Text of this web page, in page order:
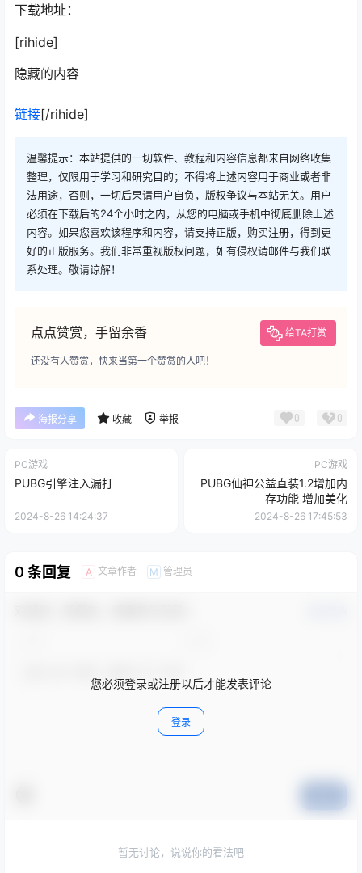
下载地址：
[rihide]
隐藏的内容
链接[/rihide]
温馨提示：本站提供的一切软件、教程和内容信息都来自网络收集
整理，仅限用于学习和研究目的；不得将上述内容用于商业或者非
法用途，否则，一切后果请用户自负，版权争议与本站无关。用户
必须在下载后的24个小时之内，从您的电脑或手机中彻底删除上述
内容。如果您喜欢该程序和内容，请支持正版，购买注册，得到更
好的正版服务。我们非常重视版权问题，如有侵权请邮件与我们联
系处理。敬请谅解！
点点赞赏，手留余香 给TA打赏
还没有人赞赏，快来当第一个赞赏的人吧！
海报分享 收藏 举报 0 0
PC游戏
PUBG引擎注入漏打
2024-8-26 14:24:37
PC游戏
PUBG仙神公益直装1.2增加内
存功能 增加美化
2024-8-26 17:45:53
0 条回复 A 文章作者 M 管理员
您必须登录或注册以后才能发表评论
登录
暂无讨论，说说你的看法吧